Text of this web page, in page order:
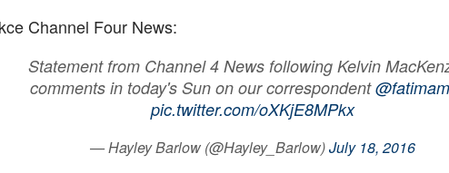
Channel Four News:
Statement from Channel 4 News following Kelvin
comments in today's Sun on our correspondent
pic.twitter.com/oXKjE8MPkx
— Hayley Barlow (@Hayley_Barlow)July 18, 2016